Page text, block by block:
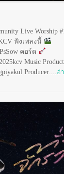
Live Worship
ฟังเพลงนี้
คอร์ด
Music
Producer:... อ่